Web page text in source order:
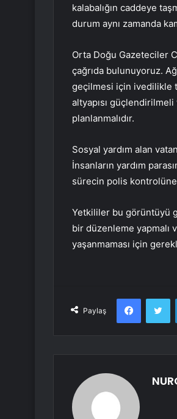
kalabalığın caddeye
durum aynı zamanda
Orta Doğu Gazeteciler
çağrıda bulunuyoruz.
geçilmesi için ivedilikle
altyapısı
planlanmalıdır.
Sosyal yardım alan
İnsanların yardım
sürecin polis
Yetkililer bu görüntüyü
bir düzenleme yapmalı
yaşanmaması için
Paylaş
Facebook